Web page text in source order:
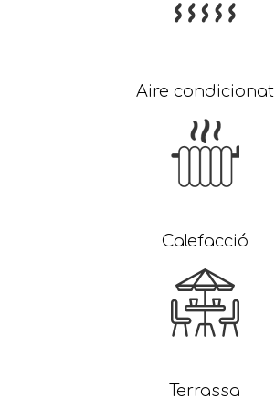
Aire condicionat
Calefacció
Terrassa